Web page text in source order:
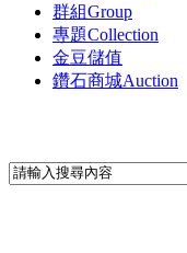
群組Group
專題Collection
金豆儲值
鑽石商城Auction